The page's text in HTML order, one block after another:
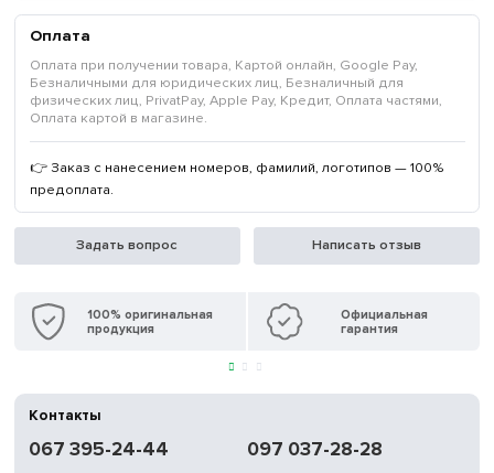
Оплата
Оплата при получении товара, Картой онлайн, Google Pay,
Безналичными для юридических лиц, Безналичный для
физических лиц, PrivatPay, Apple Pay, Кредит, Оплата частями,
Оплата картой в магазине.
👉 Заказ с нанесением номеров, фамилий, логотипов — 100%
предоплата.
Задать вопрос Написать отзыв
100% оригинальная
продукция
Официальная
гарантия
Контакты
067 395-24-44
097 037-28-28